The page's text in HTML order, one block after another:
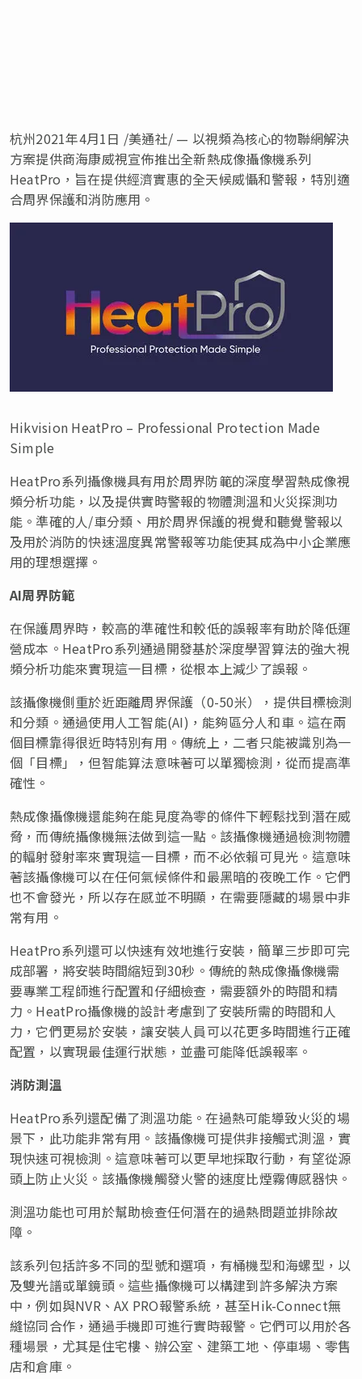
杭州2021年4月1日 /美通社/ — 以視頻為核心的物聯網解決
方案提供商海康威視宣佈推出全新熱成像攝像機系列
HeatPro，旨在提供經濟實惠的全天候威懾和警報，特別適
合周界保護和消防應用。
Hikvision HeatPro – Professional Protection Made
Simple
HeatPro系列攝像機具有用於周界防範的深度學習熱成像視
頻分析功能，以及提供實時警報的物體測溫和火災探測功
能。準確的人/車分類、用於周界保護的視覺和聽覺警報以
及用於消防的快速溫度異常警報等功能使其成為中小企業應
用的理想選擇。
AI周界防範
在保護周界時，較高的準確性和較低的誤報率有助於降低運
營成本。HeatPro系列通過開發基於深度學習算法的強大視
頻分析功能來實現這一目標，從根本上減少了誤報。
該攝像機側重於近距離周界保護（0-50米），提供目標檢測
和分類。通過使用人工智能(AI)，能夠區分人和車。這在兩
個目標靠得很近時特別有用。傳統上，二者只能被識別為一
個「目標」，但智能算法意味著可以單獨檢測，從而提高準
確性。
熱成像攝像機還能夠在能見度為零的條件下輕鬆找到潛在威
脅，而傳統攝像機無法做到這一點。該攝像機通過檢測物體
的輻射發射率來實現這一目標，而不必依賴可見光。這意味
著該攝像機可以在任何氣候條件和最黑暗的夜晚工作。它們
也不會發光，所以存在感並不明顯，在需要隱藏的場景中非
常有用。
HeatPro系列還可以快速有效地進行安裝，簡單三步即可完
成部署，將安裝時間縮短到30秒。傳統的熱成像攝像機需
要專業工程師進行配置和仔細檢查，需要額外的時間和精
力。HeatPro攝像機的設計考慮到了安裝所需的時間和人
力，它們更易於安裝，讓安裝人員可以花更多時間進行正確
配置，以實現最佳運行狀態，並盡可能降低誤報率。
消防測溫
HeatPro系列還配備了測溫功能。在過熱可能導致火災的場
景下，此功能非常有用。該攝像機可提供非接觸式測溫，實
現快速可視檢測。這意味著可以更早地採取行動，有望從源
頭上防止火災。該攝像機觸發火警的速度比煙霧傳感器快。
測溫功能也可用於幫助檢查任何潛在的過熱問題並排除故
障。
該系列包括許多不同的型號和選項， 有桶機型和海螺型，以
及雙光譜或單鏡頭。這些攝像機可以構建到許多解決方案
中，例如與NVR、AX PRO報警系統，甚至Hik-Connect無
縫協同合作，通過手機即可進行實時報警。它們可以用於各
種場景，尤其是住宅樓、辦公室、建築工地、停車場、零售
店和倉庫。